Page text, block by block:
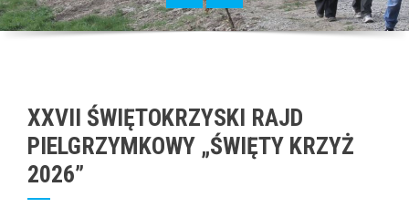
XXVII ŚWIĘTOKRZYSKI RAJD
PIELGRZYMKOWY „ŚWIĘTY KRZYŻ
2026”